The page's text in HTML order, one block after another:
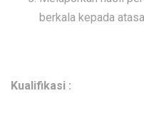
berkala kepada
Kualifikasi :